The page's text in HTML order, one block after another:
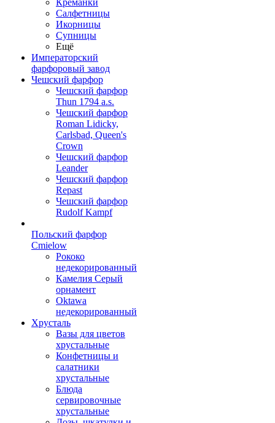
Креманки
Салфетницы
Икорницы
Супницы
Ещё
Императорский
фарфоровый завод
Чешский фарфор
Чешский фарфор
Thun 1794 a.s.
Чешский фарфор
Roman Lidicky,
Carlsbad, Queen's
Crown
Чешский фарфор
Leander
Чешский фарфор
Repast
Чешский фарфор
Rudolf Kampf
Польский фарфор
Сmielow
Рококо
недекорированный
Камелия Серый
орнамент
Oktawa
недекорированный
Хрусталь
Вазы для цветов
хрустальные
Конфетницы и
салатники
хрустальные
Блюда
сервировочные
хрустальные